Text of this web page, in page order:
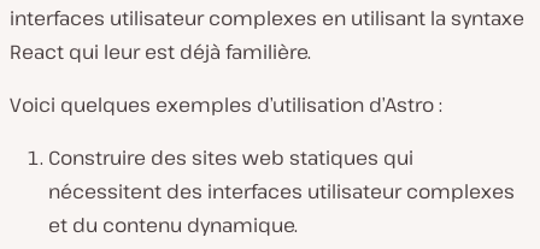
interfaces utilisateur complexes en utilisant la syntaxe
React qui leur est déjà familière.
Voici quelques exemples d’utilisation d’Astro :
Construire des sites web statiques qui
nécessitent des interfaces utilisateur complexes
et du contenu dynamique.